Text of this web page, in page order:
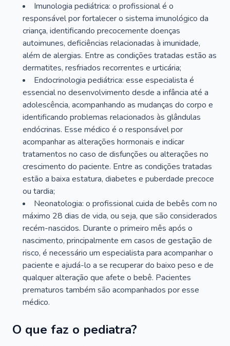
Imunologia pediátrica: o profissional é o
responsável por fortalecer o sistema imunológico da
criança, identificando precocemente doenças
autoimunes, deficiências relacionadas à imunidade,
além de alergias. Entre as condições tratadas estão as
dermatites, resfriados recorrentes e urticária;
Endocrinologia pediátrica: esse especialista é
essencial no desenvolvimento desde a infância até a
adolescência, acompanhando as mudanças do corpo e
identificando problemas relacionados às glândulas
endócrinas. Esse médico é o responsável por
acompanhar as alterações hormonais e indicar
tratamentos no caso de disfunções ou alterações no
crescimento do paciente. Entre as condições tratadas
estão a baixa estatura, diabetes e puberdade precoce
ou tardia;
Neonatologia: o profissional cuida de bebês com no
máximo 28 dias de vida, ou seja, que são considerados
recém-nascidos. Durante o primeiro mês após o
nascimento, principalmente em casos de gestação de
risco, é necessário um especialista para acompanhar o
paciente e ajudá-lo a se recuperar do baixo peso e de
qualquer alteração que afete o bebê. Pacientes
prematuros também são acompanhados por esse
médico.
O que faz o pediatra?